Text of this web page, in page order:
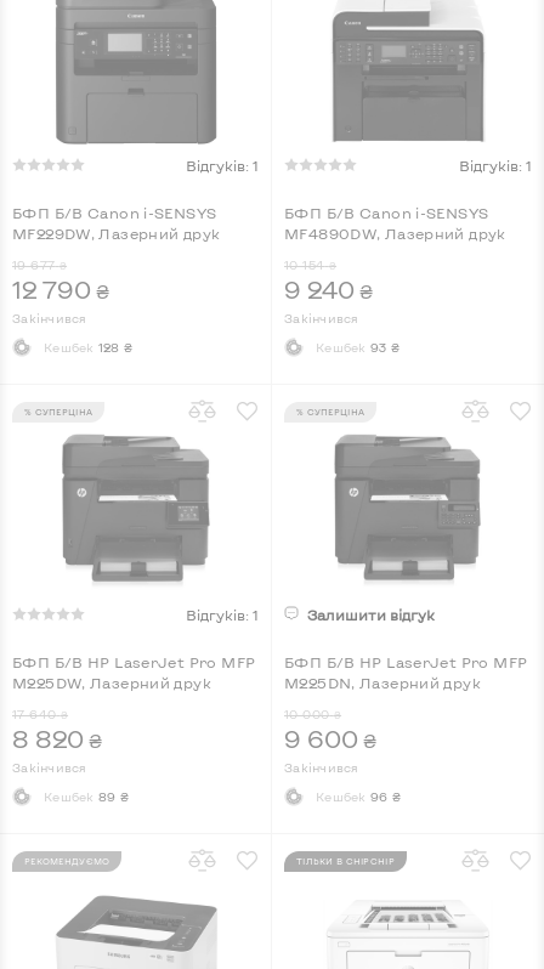
Відгуків: 1
БФП Б/В Canon i-SENSYS
MF229DW, Лазерний друк
19 677 ₴
12 790 ₴
Закінчився
Кешбек 128 ₴
Відгуків: 1
БФП Б/В Canon i-SENSYS
MF4890DW, Лазерний друк
10 154 ₴
9 240 ₴
Закінчився
Кешбек 93 ₴
% СУПЕРЦІНА
Відгуків: 1
БФП Б/В HP LaserJet Pro MFP
M225DW, Лазерний друк
17 640 ₴
8 820 ₴
Закінчився
Кешбек 89 ₴
% СУПЕРЦІНА
Залишити відгук
БФП Б/В HP LaserJet Pro MFP
M225DN, Лазерний друк
10 000 ₴
9 600 ₴
Закінчився
Кешбек 96 ₴
РЕКОМЕНДУЄМО ТІЛЬКИ В CHIPCHIP